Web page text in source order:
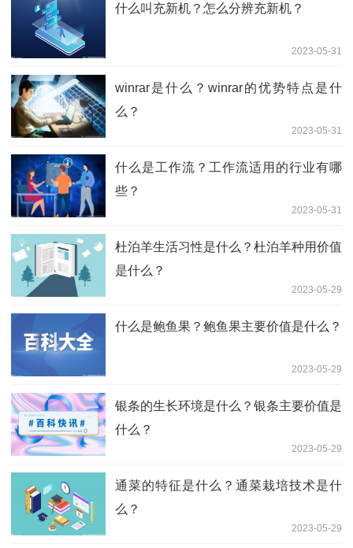
什么叫充新机？怎么分辨充新机？
2023-05-31
winrar是什么？winrar的优势特点是什
么？
2023-05-31
什么是工作流？工作流适用的行业有哪
些？
2023-05-31
杜泊羊生活习性是什么？杜泊羊种用价值
是什么？
2023-05-29
什么是鲍鱼果？鲍鱼果主要价值是什么？
2023-05-29
银条的生长环境是什么？银条主要价值是
什么？
2023-05-29
通菜的特征是什么？通菜栽培技术是什
么？
2023-05-29